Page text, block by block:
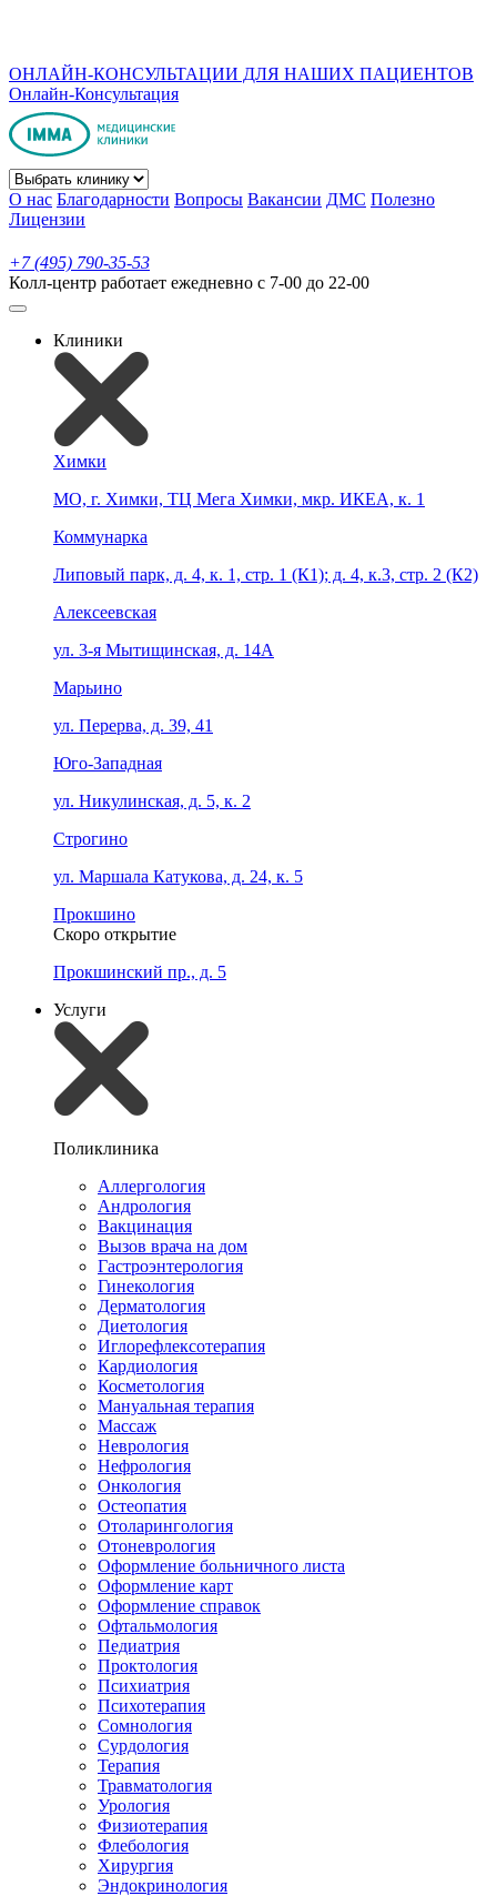
ОНЛАЙН-КОНСУЛЬТАЦИИ ДЛЯ НАШИХ ПАЦИЕНТОВ
Онлайн-Консультация
О нас Благодарности Вопросы Вакансии ДМС Полезно
Лицензии
+7 (495) 790-35-53
Колл-центр работает ежедневно с 7-00 до 22-00
Клиники
Химки
МО, г. Химки, ТЦ Мега Химки, мкр. ИКЕА, к. 1
Коммунарка
Липовый парк, д. 4, к. 1, стр. 1 (К1); д. 4, к.3, стр. 2 (К2)
Алексеевская
ул. 3-я Мытищинская, д. 14А
Марьино
ул. Перерва, д. 39, 41
Юго-Западная
ул. Никулинская, д. 5, к. 2
Строгино
ул. Маршала Катукова, д. 24, к. 5
Прокшино
Скоро открытие
Прокшинский пр., д. 5
Услуги
Поликлиника
Аллергология
Андрология
Вакцинация
Вызов врача на дом
Гастроэнтерология
Гинекология
Дерматология
Диетология
Иглорефлексотерапия
Кардиология
Косметология
Мануальная терапия
Массаж
Неврология
Нефрология
Онкология
Остеопатия
Отоларингология
Отоневрология
Оформление больничного листа
Оформление карт
Оформление справок
Офтальмология
Педиатрия
Проктология
Психиатрия
Психотерапия
Сомнология
Сурдология
Терапия
Травматология
Урология
Физиотерапия
Флебология
Хирургия
Эндокринология